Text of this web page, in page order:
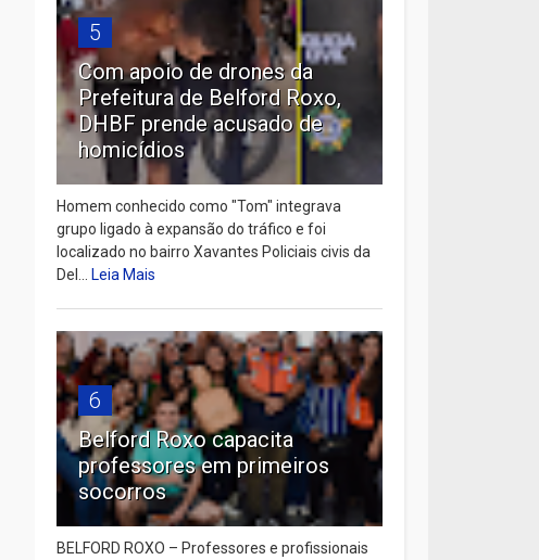
5
Com apoio de drones da
Prefeitura de Belford Roxo,
DHBF prende acusado de
homicídios
Homem conhecido como "Tom" integrava
grupo ligado à expansão do tráfico e foi
localizado no bairro Xavantes Policiais civis da
Del...Leia Mais
6
Belford Roxo capacita
professores em primeiros
socorros
BELFORD ROXO – Professores e profissionais